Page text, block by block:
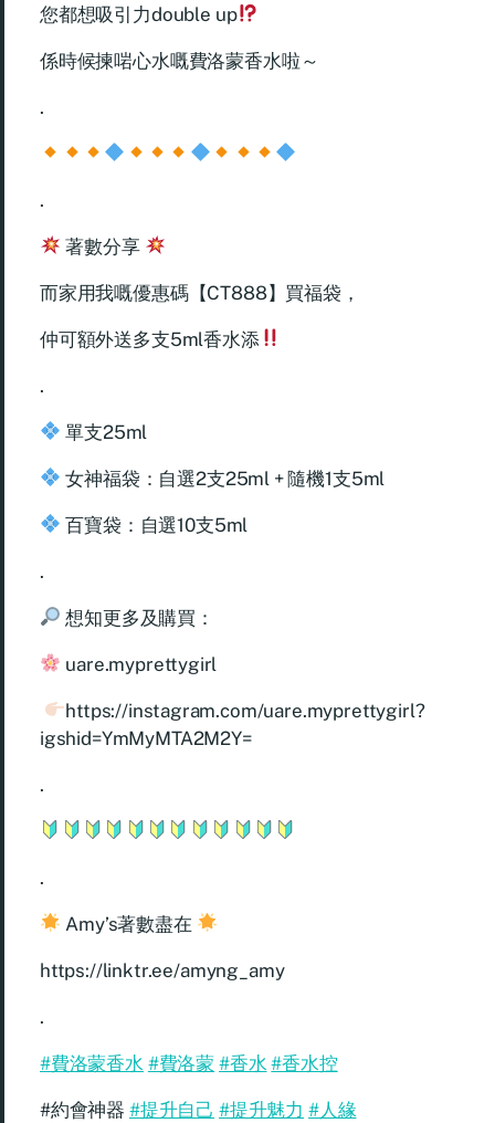
您都想吸引力double up
係時候揀啱心水嘅費洛蒙香水啦～
.
.
著數分享
而家用我嘅優惠碼【CT888】買福袋，
仲可額外送多支5ml香水添
.
單支25ml
女神福袋：自選2支25ml + 隨機1支5ml
百寶袋：自選10支5ml
.
想知更多及購買：
uare.myprettygirl
https://instagram.com/uare.myprettygirl?
igshid=YmMyMTA2M2Y=
.
.
Amy’s著數盡在
https://linktr.ee/amyng_amy
.
#費洛蒙香水 #費洛蒙 #香水 #香水控
#約會神器 #提升自己 #提升魅力 #人緣